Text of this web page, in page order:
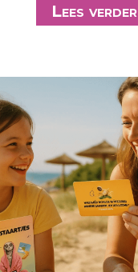
Lees verder